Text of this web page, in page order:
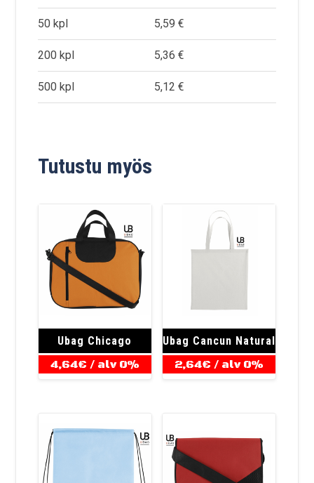
50 kpl 5,59 €
200 kpl 5,36 €
500 kpl 5,12 €
Tutustu myös
Ubag Chicago
4,64€ / alv 0%
Ubag Cancun Natural
2,64€ / alv 0%